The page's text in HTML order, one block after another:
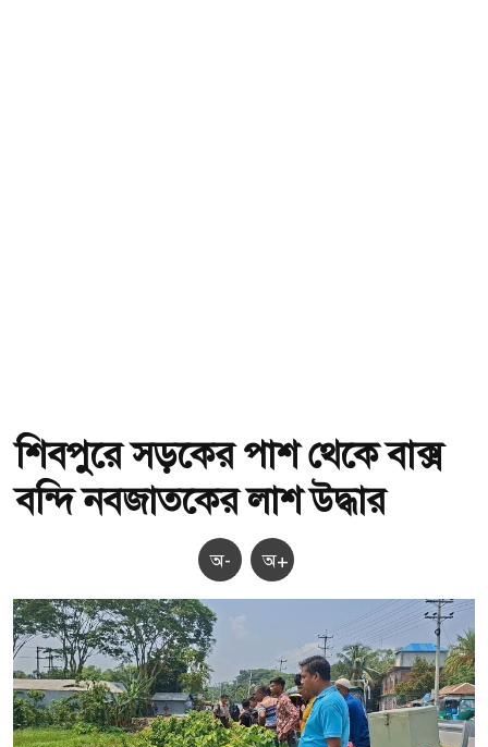
শিবপুরে সড়কের পাশ থেকে বাক্স
বন্দি নবজাতকের লাশ উদ্ধার
অ- অ+